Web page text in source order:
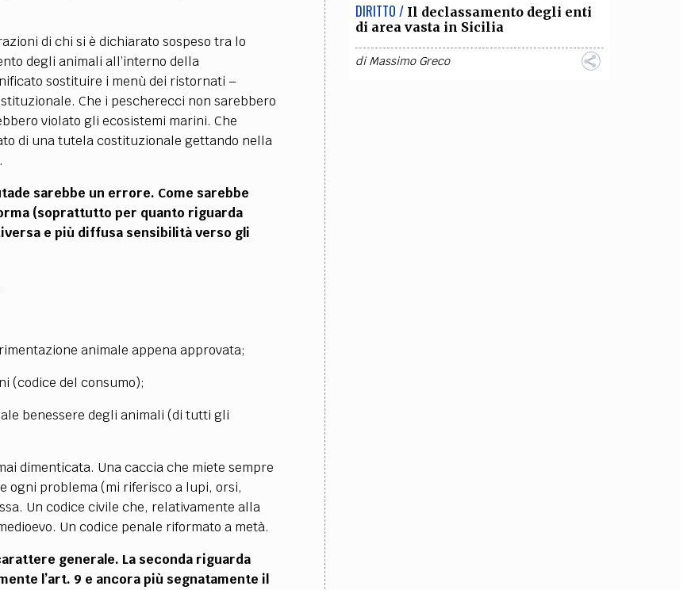
di chi si è dichiarato sospeso tra lo
degli animali all’interno della
sostituire i menù dei ristornati –
Che i pescherecci non sarebbero
violato gli ecosistemi marini. Che
di una tutela costituzionale gettando nella
sarebbe un errore. Come sarebbe
(soprattutto per quanto riguarda
e più diffusa sensibilità verso gli
animale appena approvata;
(codice del consumo);
benessere degli animali (di tutti gli
dimenticata. Una caccia che miete sempre
ogni problema (mi riferisco a lupi, orsi,
Un codice civile che, relativamente alla
Un codice penale riformato a metà.
generale. La seconda riguarda
l’art. 9 e ancora più segnatamente il
DIRITTO / Il declassamento degli enti
di area vasta in Sicilia
diMassimo Greco